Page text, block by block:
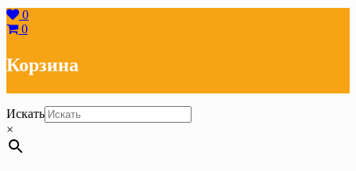
0
0
Корзина
Искать
×